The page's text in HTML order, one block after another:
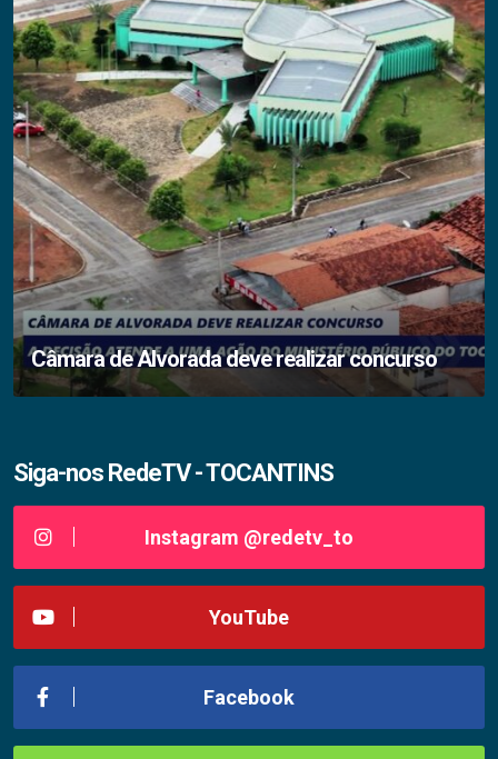
Câmara de Alvorada deve realizar concurso
Siga-nos RedeTV - TOCANTINS
Instagram @redetv_to
YouTube
Facebook